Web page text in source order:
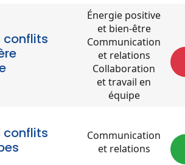
conflits
Énergie positive
et bien-être
Communication
et relations
Collaboration
et travail en
équipe
conflits
Communication
et relations